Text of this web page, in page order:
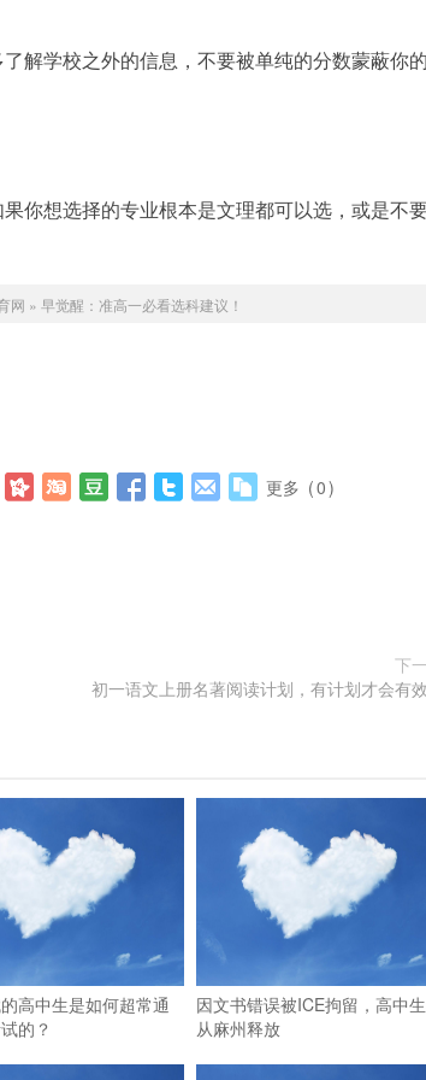
解学校之外的信息，不要被单纯的分数蒙蔽你
你想选择的专业根本是文理都可以选，或是不
网 » 早觉醒：准高一必看选科建议！
更多 (0)
下
初一语文上册名著阅读计划，有计划才会有
高中生是如何超常通
的？
因文书错误被ICE拘留，高中
从麻州释放